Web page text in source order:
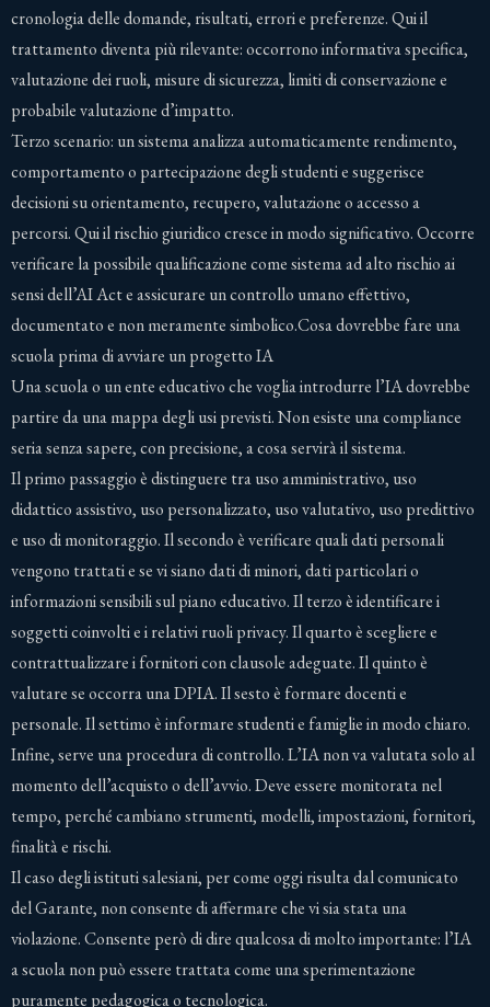
cronologia delle domande, risultati, errori e preferenze. Qui il
trattamento diventa più rilevante: occorrono informativa specifica,
valutazione dei ruoli, misure di sicurezza, limiti di conservazione e
probabile valutazione d’impatto.
Terzo scenario: un sistema analizza automaticamente rendimento,
comportamento o partecipazione degli studenti e suggerisce
decisioni su orientamento, recupero, valutazione o accesso a
percorsi. Qui il rischio giuridico cresce in modo significativo. Occorre
verificare la possibile qualificazione come sistema ad alto rischio ai
sensi dell’AI Act e assicurare un controllo umano effettivo,
documentato e non meramente simbolico.Cosa dovrebbe fare una
scuola prima di avviare un progetto IA
Una scuola o un ente educativo che voglia introdurre l’IA dovrebbe
partire da una mappa degli usi previsti. Non esiste una compliance
seria senza sapere, con precisione, a cosa servirà il sistema.
Il primo passaggio è distinguere tra uso amministrativo, uso
didattico assistivo, uso personalizzato, uso valutativo, uso predittivo
e uso di monitoraggio. Il secondo è verificare quali dati personali
vengono trattati e se vi siano dati di minori, dati particolari o
informazioni sensibili sul piano educativo. Il terzo è identificare i
soggetti coinvolti e i relativi ruoli privacy. Il quarto è scegliere e
contrattualizzare i fornitori con clausole adeguate. Il quinto è
valutare se occorra una DPIA. Il sesto è formare docenti e
personale. Il settimo è informare studenti e famiglie in modo chiaro.
Infine, serve una procedura di controllo. L’IA non va valutata solo al
momento dell’acquisto o dell’avvio. Deve essere monitorata nel
tempo, perché cambiano strumenti, modelli, impostazioni, fornitori,
finalità e rischi.
Il caso degli istituti salesiani, per come oggi risulta dal comunicato
del Garante, non consente di affermare che vi sia stata una
violazione. Consente però di dire qualcosa di molto importante: l’IA
a scuola non può essere trattata come una sperimentazione
puramente pedagogica o tecnologica.